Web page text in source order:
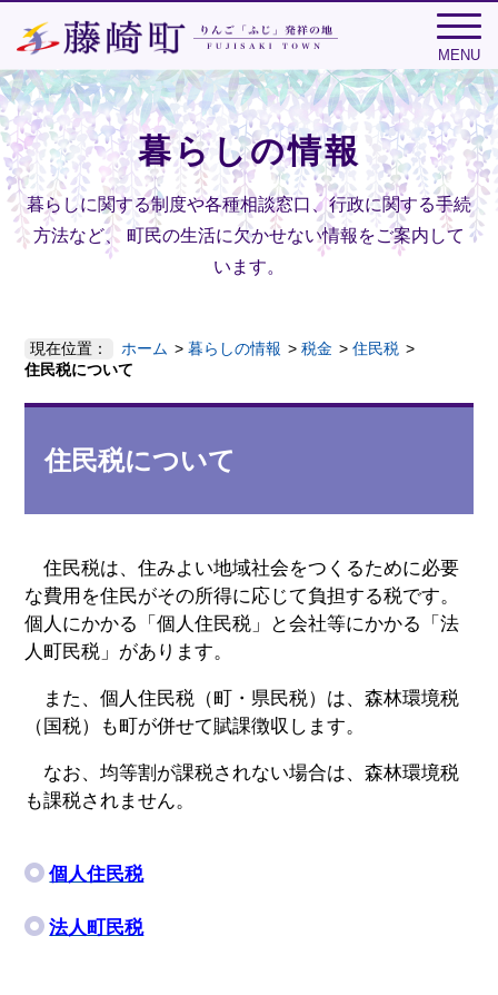
MENU
暮らしの情報
暮らしに関する制度や各種相談窓口、行政に関する手続
方法など、 町民の生活に欠かせない情報をご案内して
います。
現在位置： ホーム 暮らしの情報 税金
住民税
住民税について
住民税について
住民税は、住みよい地域社会をつくるために必要
な費用を住民がその所得に応じて負担する税です。
個人にかかる「個人住民税」と会社等にかかる「法
人町民税」があります。
また、個人住民税（町・県民税）は、森林環境税
（国税）も町が併せて賦課徴収します。
なお、均等割が課税されない場合は、森林環境税
も課税されません。
個人住民税
法人町民税